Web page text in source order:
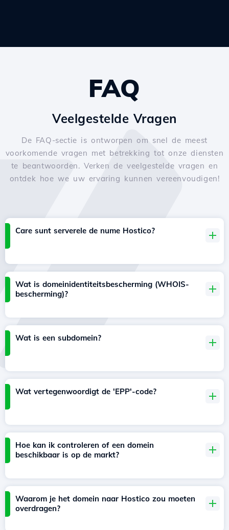
FAQ
Veelgestelde Vragen
De FAQ-sectie is ontworpen om snel de meest
voorkomende vragen met betrekking tot onze diensten
te beantwoorden. Verken de veelgestelde vragen en
ontdek hoe we uw ervaring kunnen vereenvoudigen!
Care sunt serverele de nume Hostico?
Wat is domeinidentiteitsbescherming (WHOIS-
bescherming)?
Wat is een subdomein?
Wat vertegenwoordigt de 'EPP'-code?
Hoe kan ik controleren of een domein
beschikbaar is op de markt?
Waarom je het domein naar Hostico zou moeten
overdragen?